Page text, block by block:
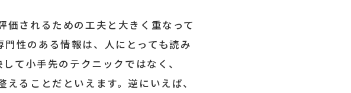
されるための工夫と大きく重なって
性のある情報は、人にとっても読み
て小手先のテクニックではなく、
ることだといえます。逆にいえば、